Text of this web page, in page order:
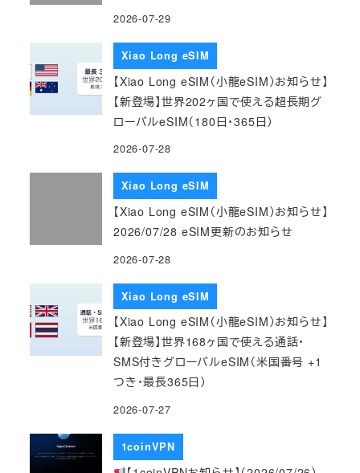
2026-07-29
Xiao Long eSIM
【Xiao Long eSIM（小龍eSIM）お知らせ】
【新登場】世界202ヶ国で使える超長期グ
ローバルeSIM（180日・365日）
2026-07-28
Xiao Long eSIM
【Xiao Long eSIM（小龍eSIM）お知らせ】
2026/07/28 eSIM更新のお知らせ
2026-07-28
Xiao Long eSIM
【Xiao Long eSIM（小龍eSIM）お知らせ】
【新登場】世界168ヶ国で使える通話・
SMS付きグローバルeSIM（米国番号 +1
つき・最長365日）
2026-07-27
1coinVPN